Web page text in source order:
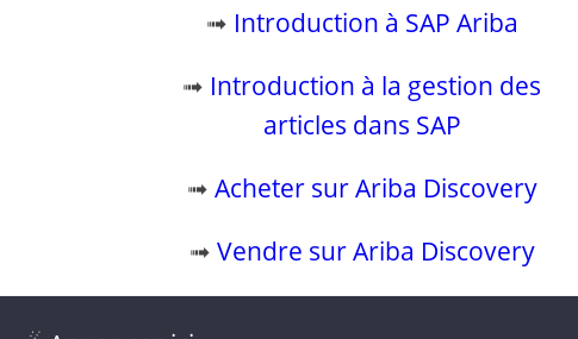
➟ Introduction à SAP Ariba
➟ Introduction à la gestion des
articles dans SAP
➟ Acheter sur Ariba Discovery
➟ Vendre sur Ariba Discovery